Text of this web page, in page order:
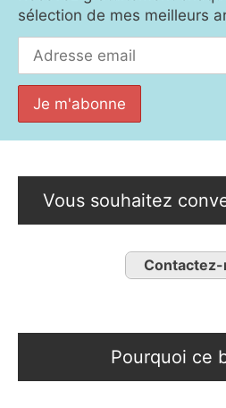
sélection de mes meilleurs
Vous souhaitez
Contactez-
Pourquoi ce